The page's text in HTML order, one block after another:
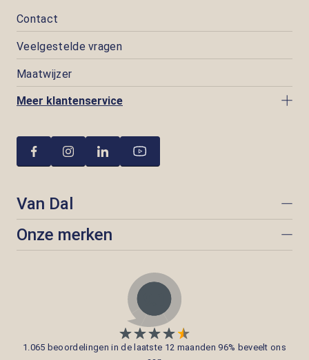
Contact
Veelgestelde vragen
Maatwijzer
Meer klantenservice
Van Dal
Onze merken
1.065 beoordelingen in de laatste 12 maanden 96% beveelt ons